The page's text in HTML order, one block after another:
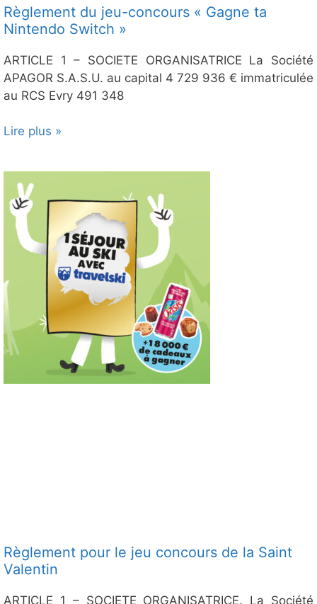
Règlement du jeu-concours « Gagne ta
Nintendo Switch »
ARTICLE 1 – SOCIETE ORGANISATRICE La Société
APAGOR S.A.S.U. au capital 4 729 936 € immatriculée
au RCS Evry 491 348
Lire plus »
Règlement pour le jeu concours de la Saint
Valentin
ARTICLE 1 – SOCIETE ORGANISATRICE. La Société